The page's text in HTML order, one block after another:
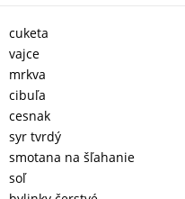
cuketa
vajce
mrkva
cibuľa
cesnak
syr tvrdý
smotana na šľahanie
soľ